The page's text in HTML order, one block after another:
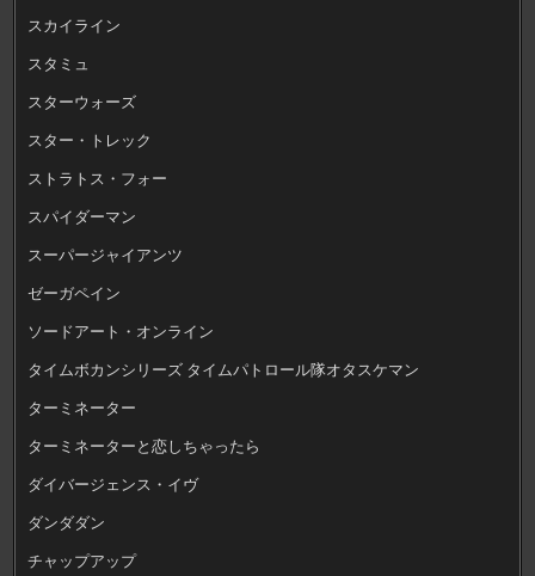
スカイライン
スタミュ
スターウォーズ
スター・トレック
ストラトス・フォー
スパイダーマン
スーパージャイアンツ
ゼーガペイン
ソードアート・オンライン
タイムボカンシリーズ タイムパトロール隊オタスケマン
ターミネーター
ターミネーターと恋しちゃったら
ダイバージェンス・イヴ
ダンダダン
チャップアップ